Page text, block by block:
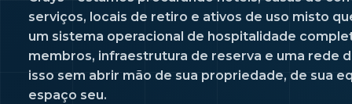
serviços, locais de retiro e ativos de uso misto
um sistema operacional de hospitalidade
membros, infraestrutura de reserva e uma rede
isso sem abrir mão de sua propriedade, de sua
espaço seu.